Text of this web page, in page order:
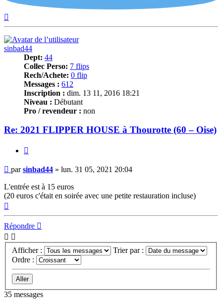
sinbad44
Dept: 44
Collec Perso: 7 flips
Rech/Achete: 0 flip
Messages : 612
Inscription : dim. 13 11, 2016 18:21
Niveau : Débutant
Pro / revendeur : non
Re: 2021 FLIPPER HOUSE à Thourotte (60 – Oise)
Message
parsinbad44 » lun. 31 05, 2021 20:04
L'entrée est à 15 euros
(20 euros c'était en soirée avec une petite restauration incluse)
Répondre
Afficher :
Trier par :
Ordre :
35 messages